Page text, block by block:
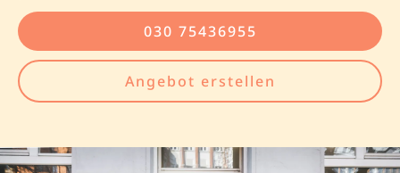
030 75436955
Angebot erstellen